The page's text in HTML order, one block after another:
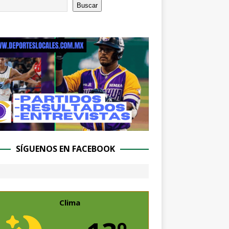
Buscar
SÍGUENOS EN FACEBOOK
Clima